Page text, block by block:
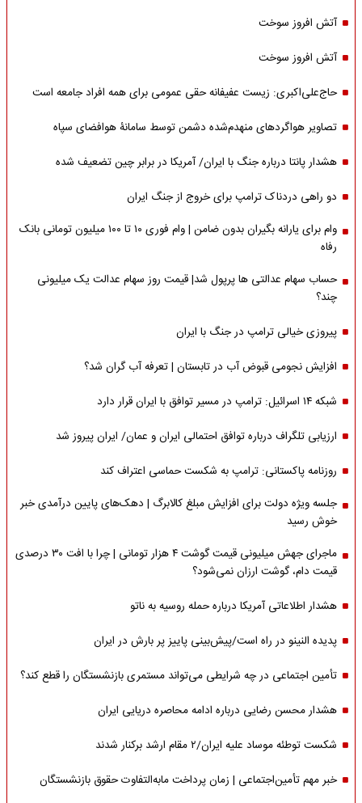
آتش افروز سوخت
آتش افروز سوخت
حاج‌علی‌اکبری: زیست عفیفانه حقی عمومی برای همه افراد جامعه است
تصاویر هواگردهای منهدم‌شده دشمن توسط سامانۀ هوافضای سپاه
هشدار پانتا درباره جنگ با ایران/ آمریکا در برابر چین تضعیف شده
دو راهی دردناک ترامپ برای خروج از جنگ ایران
وام برای یارانه بگیران بدون ضامن | وام فوری ۱۰ تا ۱۰۰ میلیون تومانی بانک
رفاه
حساب سهام عدالتی ها پرپول شد| قیمت روز سهام عدالت یک میلیونی
چند؟
پیروزی خیالی ترامپ در جنگ با ایران
افزایش نجومی قبوض آب در تابستان | تعرفه آب گران شد؟
شبکه ۱۴ اسرائیل: ترامپ در مسیر توافق با ایران قرار دارد
ارزیابی تلگراف درباره توافق احتمالی ایران و عمان/ ایران پیروز شد
روزنامه پاکستانی: ترامپ به شکست حماسی اعتراف کند
جلسه ویژه دولت برای افزایش مبلغ کالابرگ | دهک‌های پایین درآمدی خبر
خوش رسید
ماجرای جهش میلیونی قیمت گوشت ۴ هزار تومانی | چرا با افت ۳۰ درصدی
قیمت دام، گوشت ارزان نمی‌شود؟
هشدار اطلاعاتی آمریکا درباره حمله روسیه به ناتو
پدیده النینو در راه است/پیش‌بینی پاییز پر بارش در ایران
تأمین اجتماعی در چه شرایطی می‌تواند مستمری بازنشستگان را قطع کند؟
هشدار محسن رضایی درباره ادامه محاصره دریایی ایران
شکست توطئه موساد علیه ایران/۲ مقام‌ ارشد برکنار شدند
خبر مهم تأمین‌اجتماعی | زمان پرداخت مابه‌التفاوت حقوق بازنشستگان